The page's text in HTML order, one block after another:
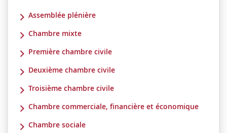
Assemblée plénière
Chambre mixte
Première chambre civile
Deuxième chambre civile
Troisième chambre civile
Chambre commerciale, financière et économique
Chambre sociale